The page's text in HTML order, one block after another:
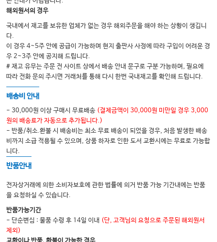
24. 리더의 언어와 리더십/조직 커뮤니케이션 - 보고, 지시, 부탁, 거절 215
고객 만족 중심의 병원 경영 10대 원칙 224
II. 의사들이 많이 하는 커뮤니케이션 질문 모음 Q&A
01. 환자가 다른 병원에서 처방받았다고 자신이 기존에 먹던 약을 무작정 처방
02. 잘못된 처방/시술/수술이 아닌데도 환자가 잘못되었다고 우기면서 의사에
게 무리한 보상을 요구하는 경우? 238
03. 새로운 병원에 취직을 할 때 연봉협상을 하는 경우? 240
04. 의사로서 큰 병이 아닌데，보호자가 너무 걱정을 하며 의사를 불신하는 경
우? 242
05. 다른 병원의 의사가 내린 진단과 비교하며 시비를 거는 경우 혹은 다른 병원
06. 인터넷으로 프린트를 하는 등 진료 시 이런저런 자료를 잔뜩 갖고 와 의사를
테스트하며 의사의 의견에 반박하는 경우? 247
07. 진료가 끝났음에도 의사에게 꼬리 질문을 이어가며 진료실 밖을 나가지 않
는 경우?249
08. 환자와 간호사가 싸울 경우, 의사는 어떻게 대처해야 하나? 252
해외원서의 경우
국내에서 재고를 보유한 업체가 없는 경우 해외주문을 해야 하는 상황이 생깁니
다.
이 경우 4~5주 안에 공급이 가능하며 현지 출판사 사정에 따라 구입이 어려운 경
우 2~3주 안에 공지해 드립니다.
# 재고 유무는 주문 전 사이트 상에서 배송 안내 문구로 구분 가능하며, 필요에
따라 전화 문의 주시면 거래처를 통해 다시 한번 국내재고를 확인해 드립니다.
배송비 안내
- 30,000원 이상 구매시 무료배송 (결제금액이 30,000원 미만일 경우 3,000
원의 배송료가 자동으로 추가됩니다.)
- 반품/취소.환불 시 배송비는 최소 무료 배송이 되었을 경우, 처음 발생한 배송
비까지 소급 적용될 수 있으며, 상품 하자로 인한 도서 교환시에는 무료로 가능합
니다.
반품안내
전자상거래에 의한 소비자보호에 관한 법률에 의거 반품 가능 기간내에는 반품
을 요청하실 수 있습니다.
반품가능기간
- 단순변심 : 물품 수령 후 14일 이내 (단, 고객님의 요청으로 주문된 해외원서
제외)